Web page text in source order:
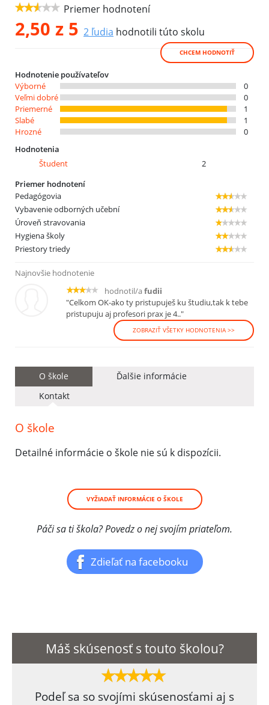
Priemer hodnotení
2,50 z 5 2 ľudia hodnotili túto skolu
CHCEM HODNOTIŤ
Hodnotenie používateľov
Výborné
0
Veľmi dobré
0
Priemerné
1
Slabé
1
Hrozné
0
Hodnotenia
Študent
2
Priemer hodnotení
Pedagógovia
Vybavenie odborných učební
Úroveň stravovania
Hygiena školy
Priestory triedy
Najnovšie hodnotenie
hodnotil/a fudii
"Celkom OK-ako ty pristupuješ ku študiu,tak k tebe
pristupuju aj profesori prax je 4.."
ZOBRAZIŤ VŠETKY HODNOTENIA >>
O škole
Ďalšie informácie
Kontakt
O škole
Detailné informácie o škole nie sú k dispozícii.
VYŽIADAŤ INFORMÁCIE O ŠKOLE
Páči sa ti škola? Povedz o nej svojím priateľom.
Zdieľať na facebooku
Máš skúsenosť s touto školou?
Podeľ sa so svojími skúsenosťami aj s